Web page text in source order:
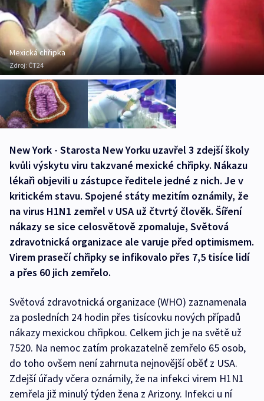
Mexická chřipka
Zdroj:ČT24
New York - Starosta New Yorku uzavřel 3 zdejší školy
kvůli výskytu viru takzvané mexické chřipky. Nákazu
lékaři objevili u zástupce ředitele jedné z nich. Je v
kritickém stavu. Spojené státy mezitím oznámily, že
na virus H1N1 zemřel v USA už čtvrtý člověk. Šíření
nákazy se sice celosvětově zpomaluje, Světová
zdravotnická organizace ale varuje před optimismem.
Virem prasečí chřipky se infikovalo přes 7,5 tisíce lidí
a přes 60 jich zemřelo.
Světová zdravotnická organizace (WHO) zaznamenala
za posledních 24 hodin přes tisícovku nových případů
nákazy mexickou chřipkou. Celkem jich je na světě už
7520. Na nemoc zatím prokazatelně zemřelo 65 osob,
do toho ovšem není zahrnuta nejnovější oběť z USA.
Zdejší úřady včera oznámily, že na infekci virem H1N1
zemřela již minulý týden žena z Arizony. Infekci u ní